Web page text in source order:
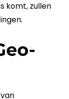
komt, zullen